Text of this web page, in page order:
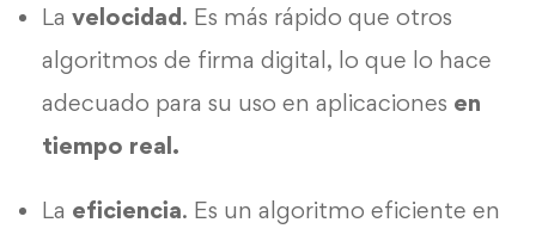
La velocidad. Es más rápido que otros
algoritmos de firma digital, lo que lo hace
adecuado para su uso en aplicaciones en
tiempo real.
La eficiencia. Es un algoritmo eficiente en